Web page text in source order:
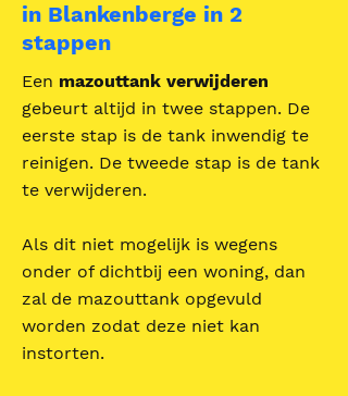
in Blankenberge in 2
stappen
Een mazouttank verwijderen
gebeurt altijd in twee stappen. De
eerste stap is de tank inwendig te
reinigen. De tweede stap is de tank
te verwijderen.
Als dit niet mogelijk is wegens
onder of dichtbij een woning, dan
zal de mazouttank opgevuld
worden zodat deze niet kan
instorten.